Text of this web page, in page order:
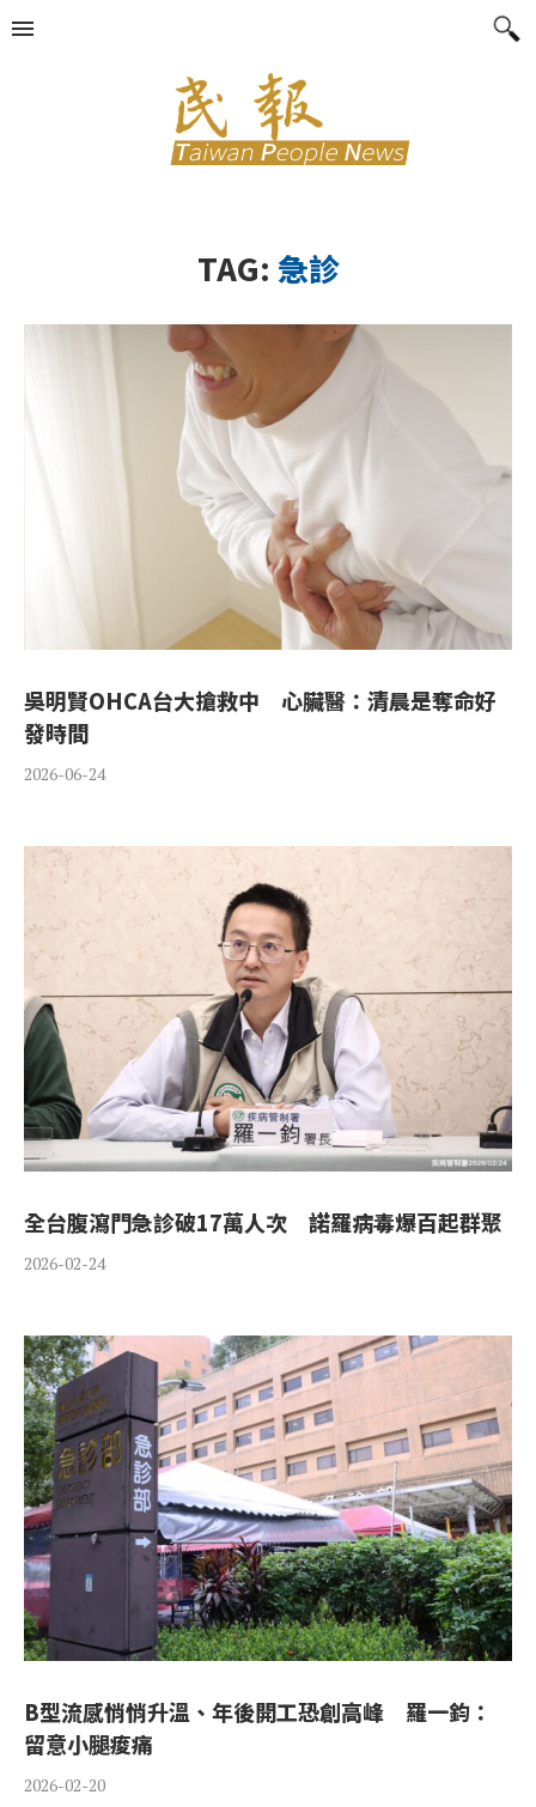
TAG: 急診
吳明賢OHCA台大搶救中 心臟醫：清晨是奪命好
發時間
2026-06-24
全台腹瀉門急診破17萬人次 諾羅病毒爆百起群聚
2026-02-24
B型流感悄悄升溫、年後開工恐創高峰 羅一鈞：
留意小腿痠痛
2026-02-20